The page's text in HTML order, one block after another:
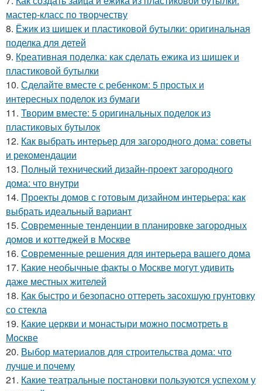
мастер-класс по творчеству
8. Ёжик из шишек и пластиковой бутылки: оригинальная
поделка для детей
9. Креативная поделка: как сделать ежика из шишек и
пластиковой бутылки
10. Сделайте вместе с ребенком: 5 простых и
интересных поделок из бумаги
11. Творим вместе: 5 оригинальных поделок из
пластиковых бутылок
12. Как выбрать интерьер для загородного дома: советы
и рекомендации
13. Полный технический дизайн-проект загородного
дома: что внутри
14. Проекты домов с готовым дизайном интерьера: как
выбрать идеальный вариант
15. Современные тенденции в планировке загородных
домов и коттеджей в Москве
16. Современные решения для интерьера вашего дома
17. Какие необычные факты о Москве могут удивить
даже местных жителей
18. Как быстро и безопасно оттереть засохшую грунтовку
со стекла
19. Какие церкви и монастыри можно посмотреть в
Москве
20. Выбор материалов для строительства дома: что
лучше и почему
21. Какие театральные постановки пользуются успехом у